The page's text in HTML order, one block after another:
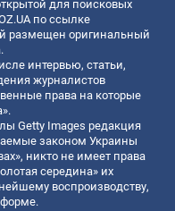
для поисковых
по ссылке
размещен оригинальный
интервью, статьи,
журналистов
права на которые
Getty Images редакция
законом Украины
никто не имеет права
середина» их
воспроизводству,